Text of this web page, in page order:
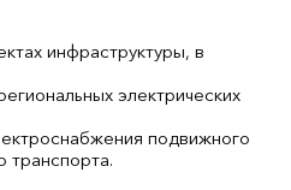
инфраструктуры, в
электрических
подвижного
транспорта.